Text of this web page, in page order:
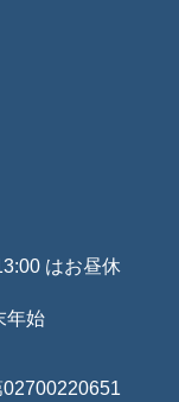
はお昼休
年始